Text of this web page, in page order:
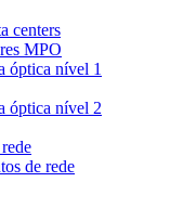
centers
MPO
óptica nível 1
óptica nível 2
de rede